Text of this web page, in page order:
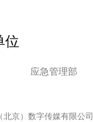
位
应急管理部
京）数字传媒有限公司